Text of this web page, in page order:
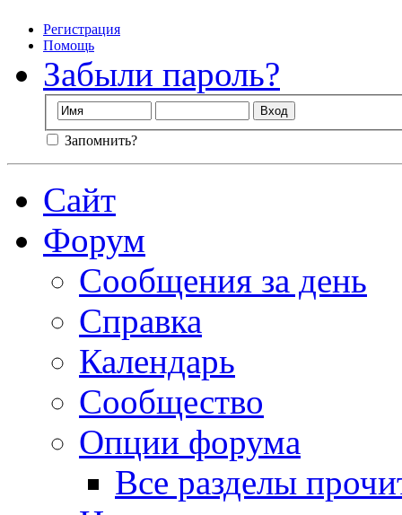
Регистрация
Помощь
Забыли пароль?
Запомнить?
Сайт
Форум
Сообщения за день
Справка
Календарь
Сообщество
Опции форума
Все разделы